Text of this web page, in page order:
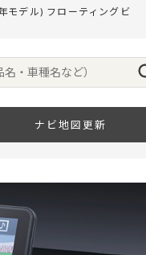
モデル) フローティングビ
ナビ地図更新